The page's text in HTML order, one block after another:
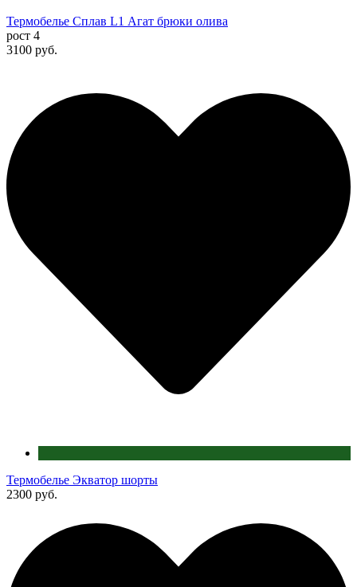
Термобелье Сплав L1 Агат брюки олива
рост 4
3100 руб.
Термобелье Экватор шорты
2300 руб.